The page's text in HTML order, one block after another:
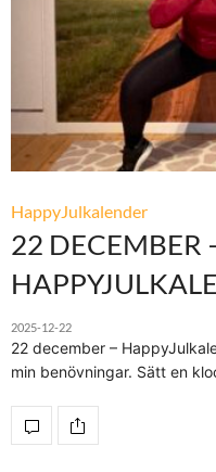
HappyJulkalender
22 DECEMBER
2025-12-22
22 december –
min benövningar. Sätt en